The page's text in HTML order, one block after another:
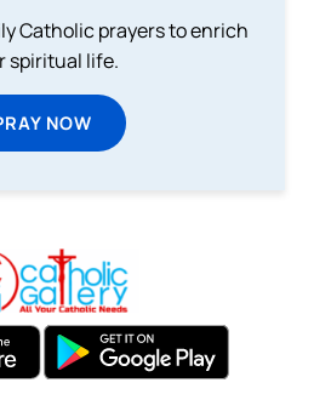
Catholic prayers to enrich
spiritual life.
NOW